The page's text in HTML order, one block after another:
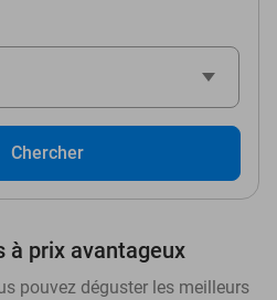
Chercher
à prix avantageux
pouvez déguster les meilleurs